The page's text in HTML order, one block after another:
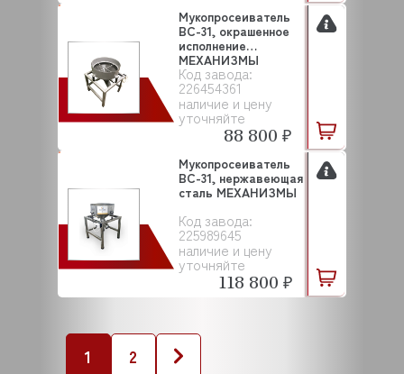
Код завода:
226454361
наличие и цену
уточняйте
Мукопросеиватель
ВС-31, окрашенное
исполнение
МЕХАНИЗМЫ
88 800 ₽
Код завода:
225989645
наличие и цену
уточняйте
Мукопросеиватель
ВС-31, нержавеющая
сталь МЕХАНИЗМЫ
118 800 ₽
1
2